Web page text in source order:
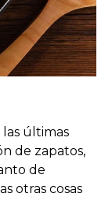
últimas
de zapatos,
de
otras cosas